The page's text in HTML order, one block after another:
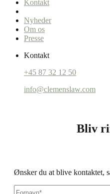
Kontakt
Nyheder
Om os
Presse
Kontakt
+45 87 32 12 50
info@clemenslaw.com
Bliv
Ønsker du at blive kontaktet,
Fornavn*